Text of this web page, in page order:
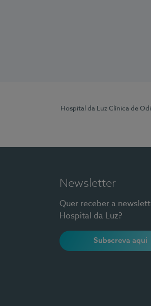
Hospital da Luz Clínica de
Newsletter
Quer receber a
Hospital da Luz?
Subscreva aqui